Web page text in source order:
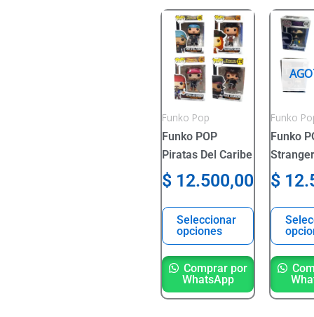
Funko Pop
Funko POP
Piratas Del Caribe
$ 12.500,00
Seleccionar
opciones
Este
producto
tiene
varias
variantes.
Las
opciones
se
elegir
página
del
producto
Comprar por
WhatsApp
Funko
Funko
$
Este
tiene
varias
Las
se
pueden
elegir
página
del